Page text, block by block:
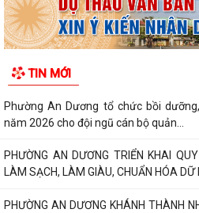
TIN MỚI
Phường An Dương tổ chức bồi
năm 2026 cho đội ngũ cán bộ quản...
PHƯỜNG AN DƯƠNG TRIỂN KHAI
LÀM SẠCH, LÀM GIÀU, CHUẨN HÓA DỮ
PHƯỜNG AN DƯƠNG KHÁNH THÀNH